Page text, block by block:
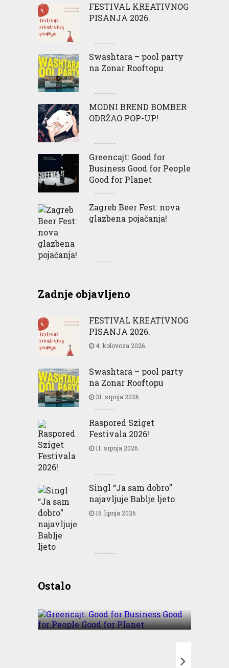
FESTIVAL KREATIVNOG
PISANJA 2026.
Swashtara – pool party
na Zonar Rooftopu
MODNI BREND BOMBER
ODRŽAO POP-UP!
Greencajt: Good for
Business Good for People
Good for Planet
Zagreb Beer Fest: nova
glazbena pojačanja!
Zadnje objavljeno
FESTIVAL KREATIVNOG
PISANJA 2026.
4. kolovoza 2026.
Swashtara – pool party
na Zonar Rooftopu
31. srpnja 2026.
Raspored Sziget
Festivala 2026!
11. srpnja 2026.
Singl “Ja sam dobro”
najavljuje Bablje ljeto
16. lipnja 2026.
OstaloBusiness Good for People